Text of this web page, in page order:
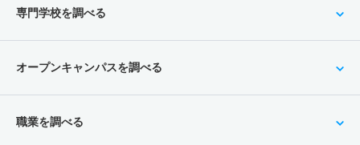
専門学校を調べる
オープンキャンパスを調べる
職業を調べる